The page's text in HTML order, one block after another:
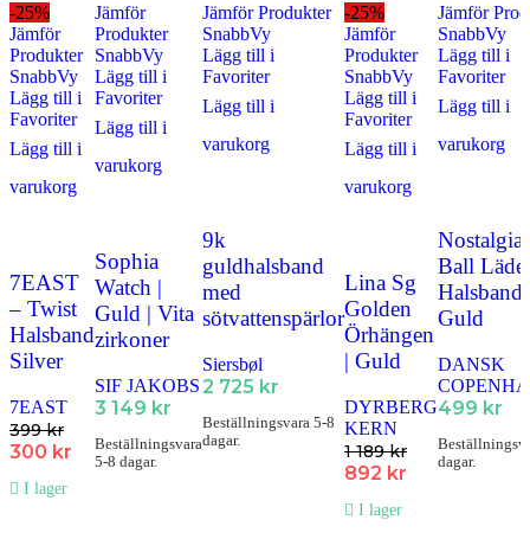
-25%
Jämför
Produkter
SnabbVy
Lägg till i
Favoriter
Lägg till i
varukorg
7EAST
– Twist
Halsband
Silver
7EAST
399kr
300 kr
I lager
Jämför
Produkter
SnabbVy
Lägg till i
Favoriter
Lägg till i
varukorg
Sophia
Watch |
Guld | Vita
zirkoner
SIF JAKOBS
3 149 kr
Beställningsvara
5-8 dagar.
Jämför Produkter
SnabbVy
Lägg till i
Favoriter
Lägg till i
varukorg
9k
guldhalsband
med
sötvattenspärlor
Siersbøl
2 725 kr
Beställningsvara 5-8
dagar.
-25%
Jämför
Produkter
SnabbVy
Lägg till i
Favoriter
Lägg till i
varukorg
Lina Sg
Golden
Örhängen
| Guld
DYRBERG
KERN
1 189kr
892 kr
I lager
Jämför
SnabbVy
Lägg till i
Favoriter
Lägg till i
varukorg
Ball
Halsband
Guld
DANSK
499 kr
dagar.